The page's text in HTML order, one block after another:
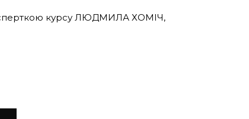
курсу ЛЮДМИЛА ХОМІЧ,